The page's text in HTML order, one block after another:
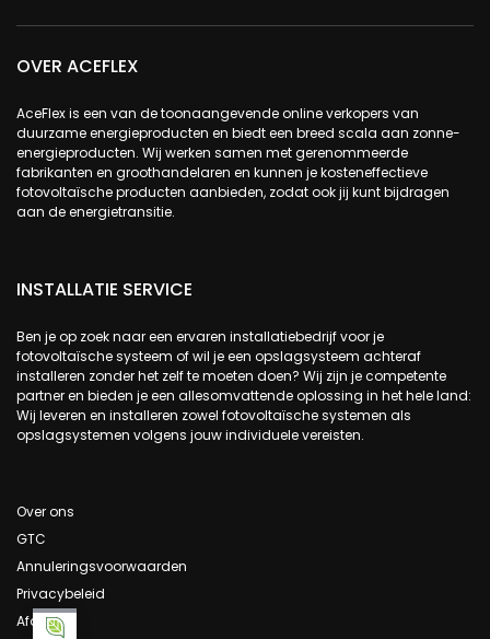
OVER ACEFLEX
AceFlex is een van de toonaangevende online verkopers van
duurzame energieproducten en biedt een breed scala aan zonne-
energieproducten. Wij werken samen met gerenommeerde
fabrikanten en groothandelaren en kunnen je kosteneffectieve
fotovoltaïsche producten aanbieden, zodat ook jij kunt bijdragen
aan de energietransitie.
INSTALLATIE SERVICE
Ben je op zoek naar een ervaren installatiebedrijf voor je
fotovoltaïsche systeem of wil je een opslagsysteem achteraf
installeren zonder het zelf te moeten doen? Wij zijn je competente
partner en bieden je een allesomvattende oplossing in het hele land:
Wij leveren en installeren zowel fotovoltaïsche systemen als
opslagsystemen volgens jouw individuele vereisten.
Over ons
GTC
Annuleringsvoorwaarden
Privacybeleid
Afdruk